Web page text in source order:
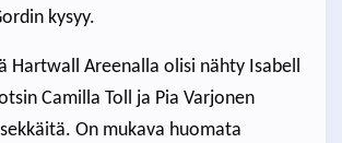
kysyy.
Hartwall Areenalla olisi nähty Isabell
Camilla Toll ja Pia Varjonen
On mukava huomata